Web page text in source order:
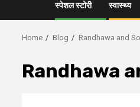
स्पेशल स्टोरी स्वास्थ्य
Home Blog Randhawa and
Randhawa